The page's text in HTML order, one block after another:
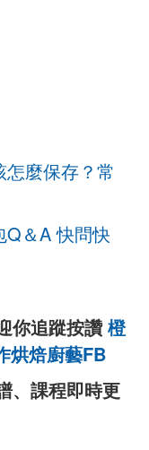
麼保存？常
＆A 快問快
你追蹤按讚橙
烘焙廚藝FB
、課程即時更